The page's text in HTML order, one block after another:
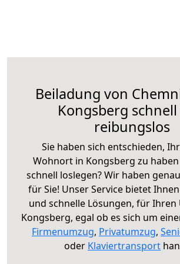
Beiladung von
Kongsberg
reibungslos
Sie haben sich entschieden,
Wohnort in Kongsberg zu
schnell loslegen? Wir haben
für Sie! Unser Service bietet
und schnelle Lösungen, für Ihren
Kongsberg, egal ob es sich um
Firmenumzug, Privatumzug,
oder Klaviertransport